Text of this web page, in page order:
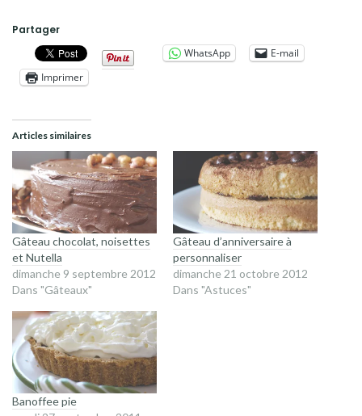
Partager
WhatsApp
E-mail
Imprimer
Articles similaires
Gâteau chocolat, noisettes
et Nutella
dimanche 9 septembre 2012
Dans "Gâteaux"
Gâteau d’anniversaire à
personnaliser
dimanche 21 octobre 2012
Dans "Astuces"
Banoffee pie